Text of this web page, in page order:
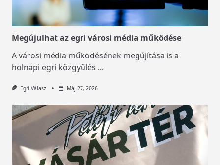
Megújulhat az egri városi média működése
A városi média működésének megújítása is a
holnapi egri közgyűlés ...
Egri Válasz Máj 27, 2026